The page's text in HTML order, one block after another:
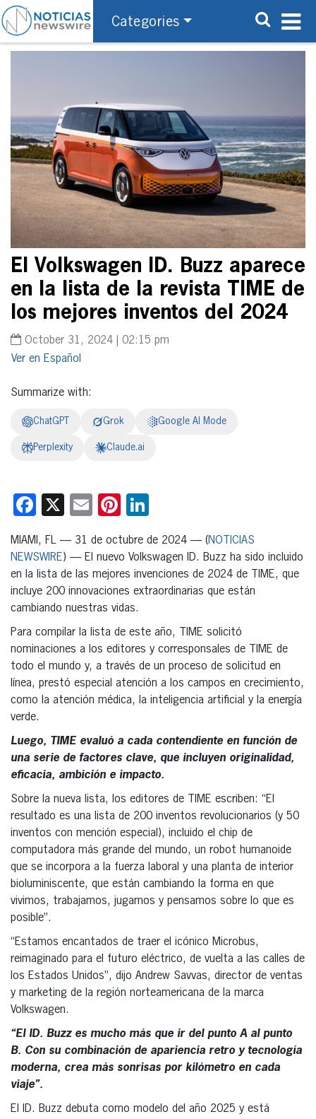
Categories
El Volkswagen ID. Buzz aparece
en la lista de la revista TIME de
los mejores inventos del 2024
October 31, 2024 | 02:15 pm
Español
Summarize with:
ChatGPT Grok Google AI Mode
Perplexity Claude.ai
Facebook
X EmailPinterest
MIAMI, FL — 31 de octubre de 2024 — (NOTICIAS
NEWSWIRE) — El nuevo Volkswagen ID. Buzz ha sido incluido
en la lista de las mejores invenciones de 2024 de TIME, que
incluye 200 innovaciones extraordinarias que están
cambiando nuestras vidas.
Para compilar la lista de este año, TIME solicitó
nominaciones a los editores y corresponsales de TIME de
todo el mundo y, a través de un proceso de solicitud en
línea, prestó especial atención a los campos en crecimiento,
como la atención médica, la inteligencia artificial y la energía
verde.
Luego, TIME evaluó a cada contendiente en función de
una serie de factores clave, que incluyen originalidad,
eficacia, ambición e impacto.
Sobre la nueva lista, los editores de TIME escriben: “El
resultado es una lista de 200 inventos revolucionarios (y 50
inventos con mención especial), incluido el chip de
computadora más grande del mundo, un robot humanoide
que se incorpora a la fuerza laboral y una planta de interior
bioluminiscente, que están cambiando la forma en que
vivimos, trabajamos, jugamos y pensamos sobre lo que es
posible”.
“Estamos encantados de traer el icónico Microbus,
reimaginado para el futuro eléctrico, de vuelta a las calles de
los Estados Unidos”, dijo Andrew Savvas, director de ventas
y marketing de la región norteamericana de la marca
Volkswagen.
“El ID. Buzz es mucho más que ir del punto A al punto
B. Con su combinación de apariencia retro y tecnología
moderna, crea más sonrisas por kilómetro en cada
viaje”.
El ID. Buzz debuta como modelo del año 2025 y está